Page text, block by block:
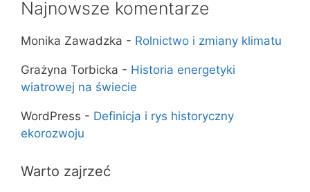
Najnowsze komentarze
Monika Zawadzka - Rolnictwo i zmiany klimatu
Grażyna Torbicka - Historia energetyki
wiatrowej na świecie
WordPress - Definicja i rys historyczny
ekorozwoju
Warto zajrzeć